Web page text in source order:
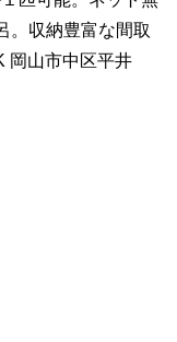
p
e
。収納豊富な間取
岡山市中区平井